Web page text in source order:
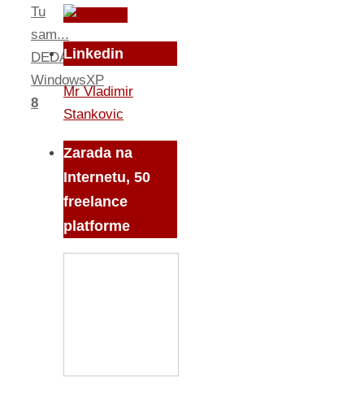
Tu
sam...
DEDABOR,
WindowsXP
8
Linkedin
Mr Vladimir
Stankovic
Zarada na
Internetu, 50
freelance
platforme